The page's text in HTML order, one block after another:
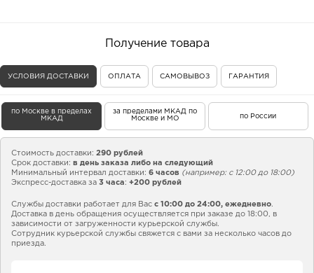
Получение товара
УСЛОВИЯ ДОСТАВКИ ОПЛАТА САМОВЫВОЗ ГАРАНТИЯ
по Москве в пределах
МКАД
за пределами МКАД по
Москве и МО
по России
Стоимость доставки: 290 рублей
Срок доставки: в день заказа либо на следующий
Минимальный интервал доставки: 6 часов (например: с 12:00 до 18:00)
Экспресс-доставка за 3 часа : +200 рублей
Службы доставки работает для Вас с 10:00 до 24:00, ежедневно.
Доставка в день обращения осуществляется при заказе до 18:00, в
зависимости от загруженности курьерской службы.
Сотрудник курьерской службы свяжется с вами за несколько часов до
приезда.